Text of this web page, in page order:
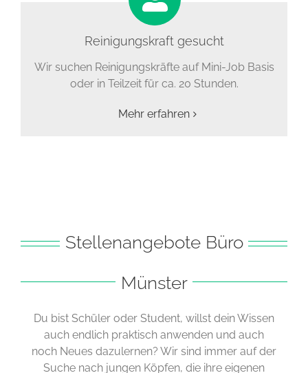
Reinigungskraft gesucht
Wir suchen Reinigungskräfte auf Mini-Job Basis
oder in Teilzeit für ca. 20 Stunden.
Mehr erfahren
Stellenangebote Büro
Münster
Du bist Schüler oder Student, willst dein Wissen
auch endlich praktisch anwenden und auch
noch Neues dazulernen? Wir sind immer auf der
Suche nach jungen Köpfen, die ihre eigenen